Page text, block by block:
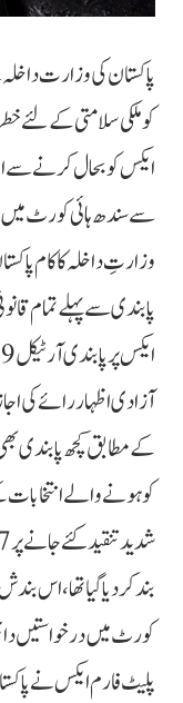
پاکستان کی وزارت
کو ملکی سلامتی کے لئے
ایکس کو بحال کرنے سے
سے سندھ ہائی کورٹ میں
وزارتِ داخلہ کا کام
پابندی سے پہلے تمام
آزادی اظہار رائے کی
کے مطابق کچھ پابندی
کو ہونے والے انتخابات
بند کردیا گیا تھا، اس
پلیٹ فارم ایکس نے